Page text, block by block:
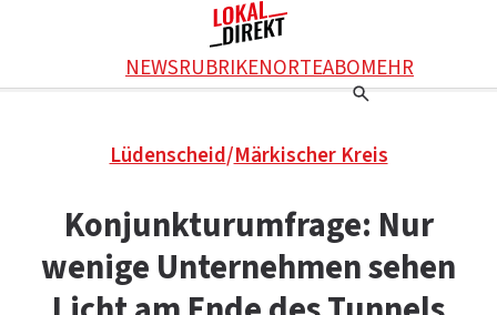
NEWSRUBRIKENORTEABOMEHR
Einstellungen
Werbung schalten
Kontakt
Das Team
Über uns
RATGEBER
KONTAKT
DAS TEAM
ÜBER UNS
Lüdenscheid/Märkischer Kreis
Konjunkturumfrage: Nur
wenige Unternehmen sehen
Drucken